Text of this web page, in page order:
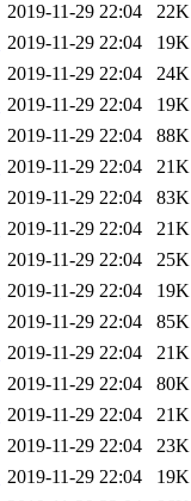
2019-11-29 22:04
22K
2019-11-29 22:04
19K
2019-11-29 22:04
24K
2019-11-29 22:04
19K
2019-11-29 22:04
88K
2019-11-29 22:04
21K
2019-11-29 22:04
83K
2019-11-29 22:04
21K
2019-11-29 22:04
25K
2019-11-29 22:04
19K
2019-11-29 22:04
85K
2019-11-29 22:04
21K
2019-11-29 22:04
80K
2019-11-29 22:04
21K
2019-11-29 22:04
23K
2019-11-29 22:04
19K